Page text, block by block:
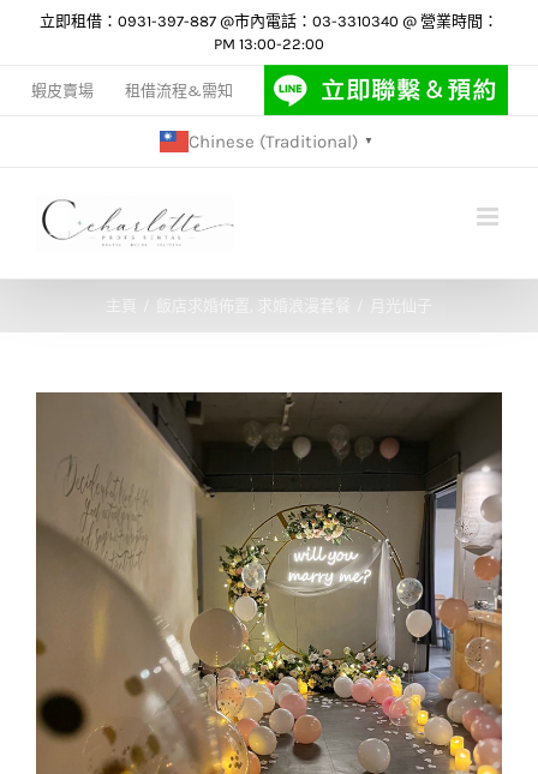
content
立即租借：0931-397-887 @市內電話：03-3310340 @ 營業時間：
PM 13:00-22:00
蝦皮賣場 租借流程&需知
Chinese (Traditional) ▼
飯店求婚佈置 求婚浪漫套餐 月光仙子